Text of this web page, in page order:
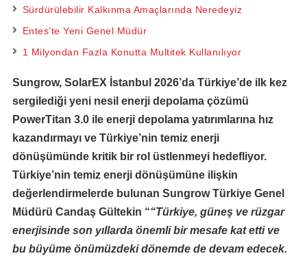
Sürdürülebilir Kalkınma Amaçlarında Neredeyiz
Entes’te Yeni Genel Müdür
1 Milyondan Fazla Konutta Multitek Kullanılıyor
Sungrow, SolarEX İstanbul 2026’da Türkiye’de ilk kez
sergilediği yeni nesil enerji depolama çözümü
PowerTitan 3.0 ile enerji depolama yatırımlarına hız
kazandırmayı ve Türkiye’nin temiz enerji
dönüşümünde kritik bir rol üstlenmeyi hedefliyor.
Türkiye’nin temiz enerji dönüşümüne ilişkin
değerlendirmelerde bulunan Sungrow Türkiye Genel
Müdürü Candaş Gültekin ““Türkiye, güneş ve rüzgar
enerjisinde son yıllarda önemli bir mesafe kat etti ve
bu büyüme önümüzdeki dönemde de devam edecek.